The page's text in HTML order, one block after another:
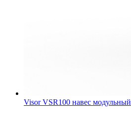
Visor VSR100 навес модульный